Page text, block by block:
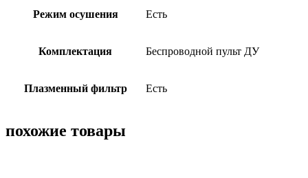
Режим осушения Есть
Комплектация Беспроводной пульт ДУ
Плазменный фильтр Есть
похожие товары